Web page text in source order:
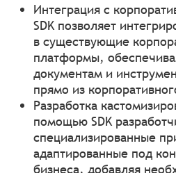
Интеграция с
SDK позволяет
в существующие
платформы,
документам и
прямо из
Разработка
помощью SDK
специализированные
адаптированные под
бизнеса, добавляя